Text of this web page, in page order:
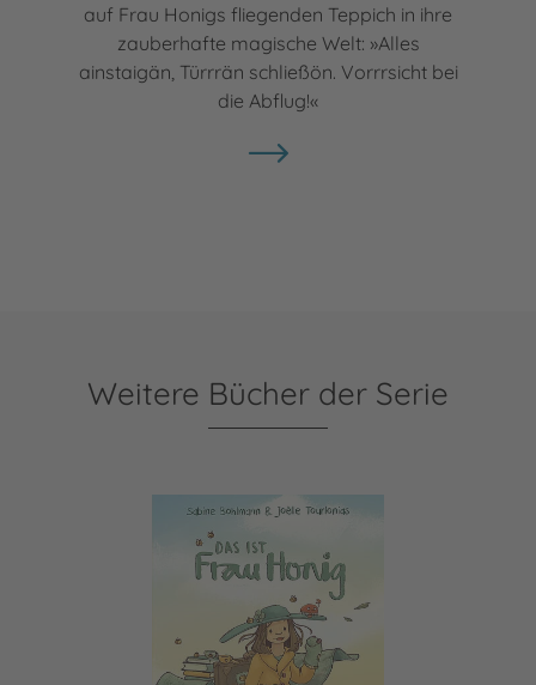
auf Frau Honigs fliegenden Teppich in ihre
zauberhafte magische Welt: »Alles
ainstaigän, Türrrän schließön. Vorrrsicht bei
die Abflug!«
Weitere Bücher der Serie